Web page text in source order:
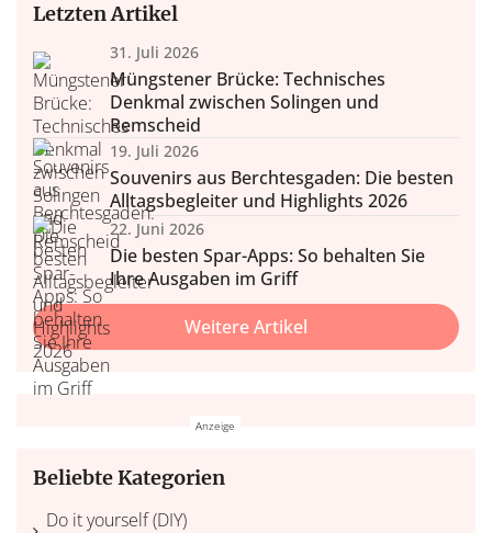
Letzten Artikel
31. Juli 2026
Müngstener Brücke: Technisches
Denkmal zwischen Solingen und
Remscheid
19. Juli 2026
Souvenirs aus Berchtesgaden: Die besten
Alltagsbegleiter und Highlights 2026
22. Juni 2026
Die besten Spar-Apps: So behalten Sie
Ihre Ausgaben im Griff
Weitere Artikel
Beliebte Kategorien
Do it yourself (DIY)